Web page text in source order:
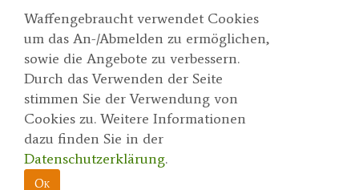
Waffengebraucht verwendet Cookies
um das An-/Abmelden zu ermöglichen,
sowie die Angebote zu verbessern.
Durch das Verwenden der Seite
stimmen Sie der Verwendung von
Cookies zu. Weitere Informationen
dazu finden Sie in der
Datenschutzerklärung.
Ok
Suche
Partner
AGBs
Datenschutzerklärung
Impressum
Wertgarner 1820
Jagd & SporthandelsgmbH
Dr. Karl-Renner-Straße 48